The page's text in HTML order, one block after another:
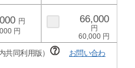
66,000
60,000
共同利用版）
お問い合わ